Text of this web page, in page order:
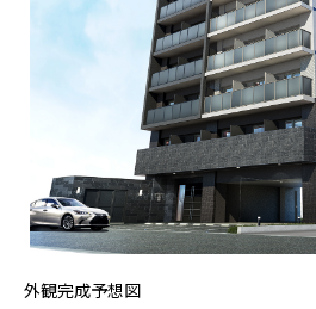
外観完成予想図